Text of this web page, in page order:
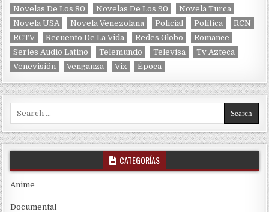
Novelas De Los 80 Novelas De Los 90
Novela Turca
Novela USA
Novela Venezolana Policial Política
RCN
RCTV
Recuento De La Vida Redes Globo
Romance
Series Audio Latino
Telemundo Televisa
Tv Azteca
Venevisión
Venganza Vix Época
CATEGORÍAS
Anime
Documental